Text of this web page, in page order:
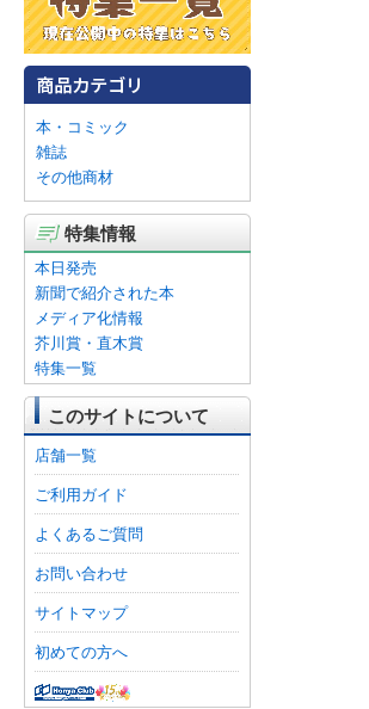
本・コミック
雑誌
その他商材
特集情報
本日発売
新聞で紹介された本
メディア化情報
芥川賞・直木賞
特集一覧
このサイトについて
店舗一覧
ご利用ガイド
よくあるご質問
お問い合わせ
サイトマップ
初めての方へ